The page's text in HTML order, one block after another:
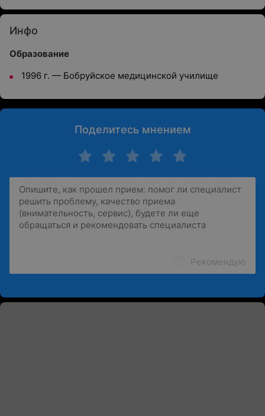
Инфо
Образование
1996 г. — Бобруйское медицинской училище
Поделитесь мнением
Рекомендую